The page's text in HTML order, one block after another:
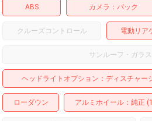
ABS カメラ バック
クルーズコントロール 電動リア
サンルーフ・ガラ
ヘッドライトオプション ディスチャー
ローダウン アルミホイール：純正